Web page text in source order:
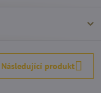
Následující produkt